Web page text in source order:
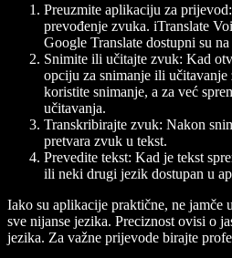
Preuzmite aplikaciju za prijevod
prevođenje zvuka. iTranslate
Google Translate dostupni su
Snimite ili učitajte zvuk: Kad
opciju za snimanje ili
koristite snimanje, a za već
učitavanja.
Transkribirajte zvuk: Nakon
pretvara zvuk u tekst.
Prevedite tekst: Kad je tekst
ili neki drugi jezik dostupan u
Iako su aplikacije praktične, ne jamče
sve nijanse jezika. Preciznost ovisi o
jezika. Za važne prijevode birajte